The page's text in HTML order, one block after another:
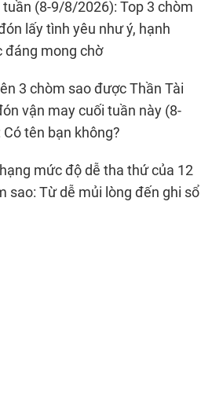
tuần (8-9/8/2026): Top 3 chòm
lấy tình yêu như ý, hạnh
đáng mong chờ
3 chòm sao được Thần Tài
vận may cuối tuần này (8-
Có tên bạn không?
mức độ dễ tha thứ của 12
sao: Từ dễ mủi lòng đến ghi sổ